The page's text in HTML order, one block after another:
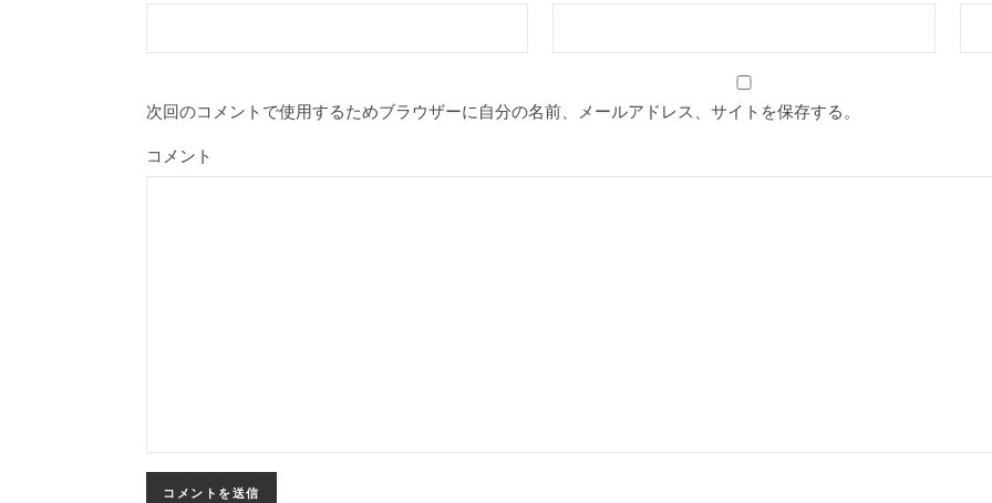
次回のコメントで使用するためブラウザーに自分の名前、メールアドレス、サイトを保存する。
コメント